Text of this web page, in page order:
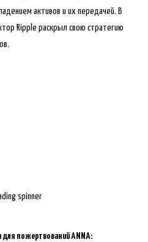
активов и их передачей. В
Ripple раскрыл свою стратегию
для пожертвований ANNA: